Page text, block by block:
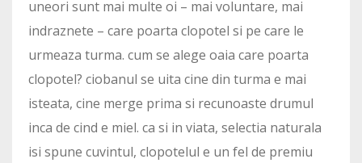
uneori sunt mai multe oi – mai voluntare, mai
indraznete – care poarta clopotel si pe care le
urmeaza turma. cum se alege oaia care poarta
clopotel? ciobanul se uita cine din turma e mai
isteata, cine merge prima si recunoaste drumul
inca de cind e miel. ca si in viata, selectia naturala
isi spune cuvintul, clopotelul e un fel de premiu